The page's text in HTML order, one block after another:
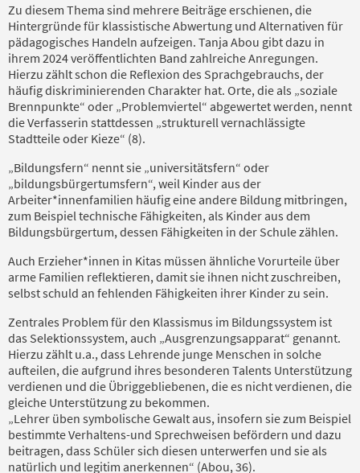
Zu diesem Thema sind mehrere Beiträge erschienen, die
Hintergründe für klassistische Abwertung und Alternativen für
pädagogisches Handeln aufzeigen. Tanja Abou gibt dazu in
ihrem 2024 veröffentlichten Band zahlreiche Anregungen.
Hierzu zählt schon die Reflexion des Sprachgebrauchs, der
häufig diskriminierenden Charakter hat. Orte, die als „soziale
Brennpunkte“ oder „Problemviertel“ abgewertet werden, nennt
die Verfasserin stattdessen „strukturell vernachlässigte
Stadtteile oder Kieze“ (8).
„Bildungsfern“ nennt sie „universitätsfern“ oder
„bildungsbürgertumsfern“, weil Kinder aus der
Arbeiter*innenfamilien häufig eine andere Bildung mitbringen,
zum Beispiel technische Fähigkeiten, als Kinder aus dem
Bildungsbürgertum, dessen Fähigkeiten in der Schule zählen.
Auch Erzieher*innen in Kitas müssen ähnliche Vorurteile über
arme Familien reflektieren, damit sie ihnen nicht zuschreiben,
selbst schuld an fehlenden Fähigkeiten ihrer Kinder zu sein.
Zentrales Problem für den Klassismus im Bildungssystem ist
das Selektionssystem, auch „Ausgrenzungsapparat“ genannt.
Hierzu zählt u.a., dass Lehrende junge Menschen in solche
aufteilen, die aufgrund ihres besonderen Talents Unterstützung
verdienen und die Übriggebliebenen, die es nicht verdienen, die
gleiche Unterstützung zu bekommen.
„Lehrer üben symbolische Gewalt aus, insofern sie zum Beispiel
bestimmte Verhaltens-und Sprechweisen befördern und dazu
beitragen, dass Schüler sich diesen unterwerfen und sie als
natürlich und legitim anerkennen“ (Abou, 36).